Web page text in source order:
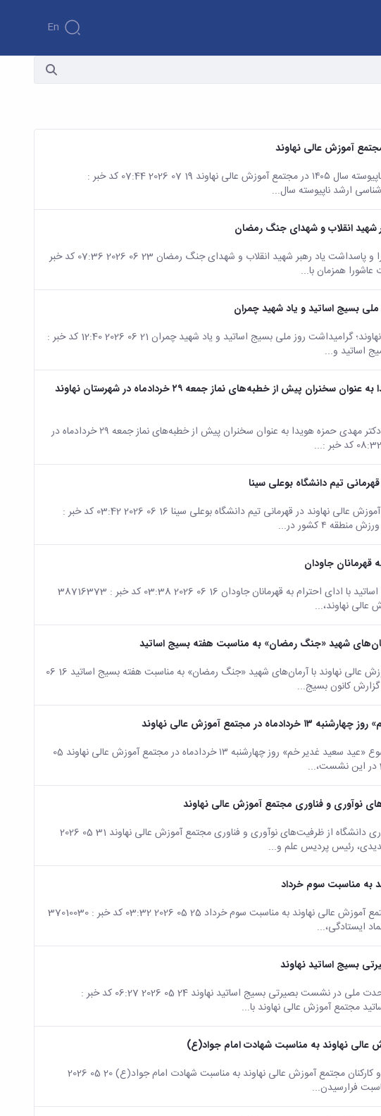
En
صفحه اصلی جزئیات خبر برگزاری آزمون کارشناسی ارشد ناپیوسته سال ۱۴۰۵ در مجتمع آموزش عالی نهاوند 19 07 2026 07:44 کد خبر :
شهید انقلاب و شهدای جنگ رمضان
صفحه اصلی جزئیات خبر تجدید میثاق با آرمان‌های عاشورا و پاسداشت یاد رهبر شهید انقلاب و شهدای جنگ رمضان 23 06 2026 07:36 کد خبر
بسیج اساتید و یاد شهید چمران
صفحه اصلی جزئیات خبر شورای کانون‌های بسیج اساتید نهاوند؛ گرامیداشت روز ملی بسیج اساتید و یاد شهید چمران 21 06 2026 12:40 کد خبر :
به مناسبت هفته بسیج اساتید، دکتر مهدی حمزه هویدا به عنوان سخنران پیش از خطبه‌های نماز جمعه ۲۹ خردادماه در شهرستان نهاوند
صفحه اصلی جزئیات خبر به مناسبت هفته بسیج اساتید، دکتر مهدی حمزه هویدا به عنوان سخنران پیش از خطبه‌های نماز جمعه ۲۹ خردادماه در
تیم دانشگاه بوعلی سینا
صفحه اصلی جزئیات خبر افتخارآفرینی دانشجوی مجتمع آموزش عالی نهاوند در قهرمانی تیم دانشگاه بوعلی سینا 16 06 2026 03:42 کد خبر :
قهرمانان جاودان
صفحه اصلی جزئیات خبر به نام شهیدان؛ آغاز هفته بسیج اساتید با ادای احترام به قهرمانان جاودان 16 06 2026 03:38 کد خبر : 38716373
شهید «جنگ رمضان» به مناسبت هفته بسیج اساتید
صفحه اصلی جزئیات خبر تجدید میثاق اساتید مجتمع آموزش عالی نهاوند با آرمان‌های شهید «جنگ رمضان» به مناسبت هفته بسیج اساتید 16 06
آموزش عالی نهاوند
صفحه اصلی جزئیات خبر برگزاری نشست فرهنگی با موضوع «عید سعید غدیر خم» روز چهارشنبه ۱۳ خردادماه در مجتمع آموزش عالی نهاوند 05
نوآوری و فناوری مجتمع آموزش عالی نهاوند
صفحه اصلی جزئیات خبر بازدید رئیس پردیس علم و فناوری دانشگاه از ظرفیت‌های نوآوری و فناوری مجتمع آموزش عالی نهاوند 31 05 2026
به مناسبت سوم خرداد
صفحه اصلی جزئیات خبر کوهپیمایی کارکنان و اساتید مجتمع آموزش عالی نهاوند به مناسبت سوم خرداد 25 05 2026 03:32 کد خبر : 37010030
بسیج اساتید نهاوند
صفحه اصلی جزئیات خبر تبیین اقتدار ایران و ضرورت وحدت ملی در نشست بصیرتی بسیج اساتید نهاوند 24 05 2026 06:27 کد خبر :
عالی نهاوند به مناسبت شهادت امام جواد(ع)
صفحه اصلی جزئیات خبر برگزاری برنامه پیاده‌روی اساتید و کارکنان مجتمع آموزش عالی نهاوند به مناسبت شهادت امام جواد(ع) 20 05 2026